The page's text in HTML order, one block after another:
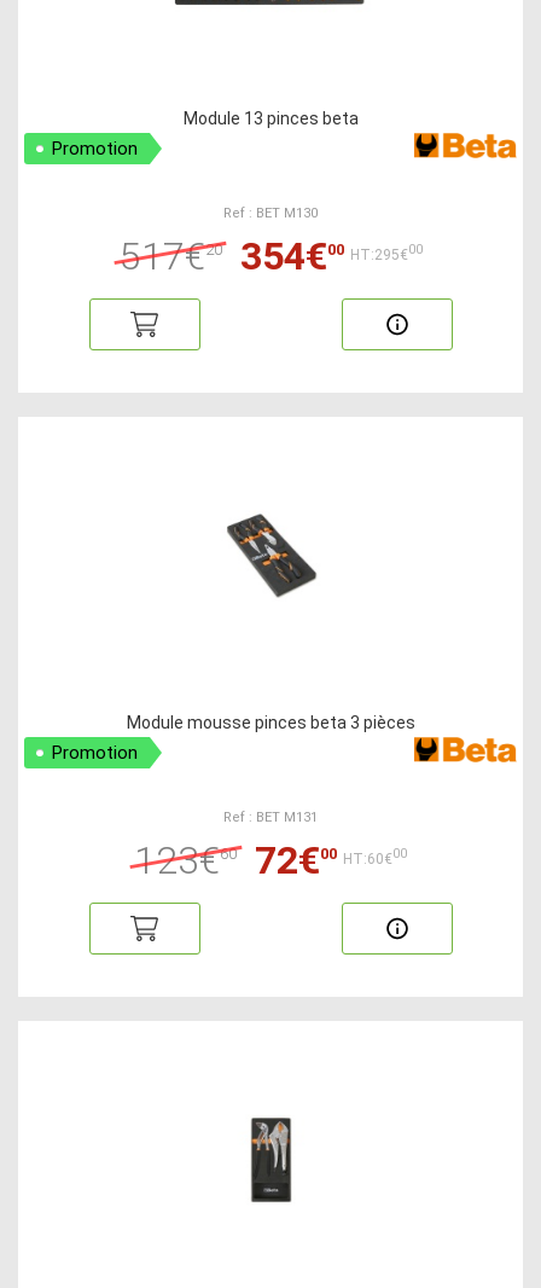
Module 13 pinces beta
Promotion
Ref : BET M130
517€20 354€00 HT:295€00
Module mousse pinces beta 3 pièces
Promotion
Ref : BET M131
123€60 72€00 HT:60€00